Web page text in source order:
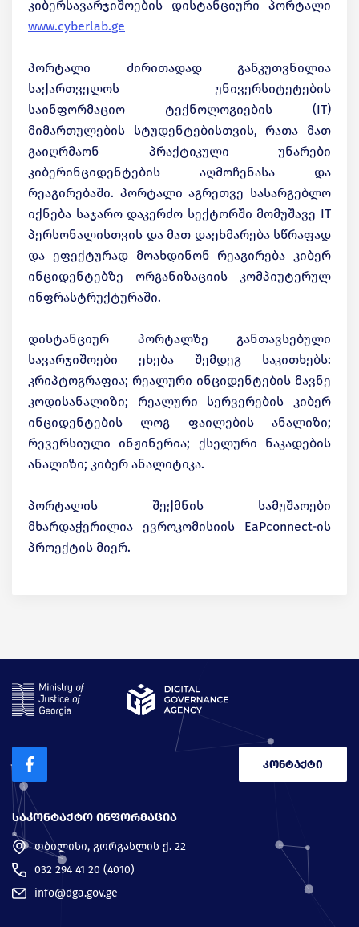
კიბერსავარჯიშოების დისტანციური პორტალი
www.cyberlab.ge
პორტალი ძირითადად განკუთვნილია
საქართველოს უნივერსიტეტების
საინფორმაციო ტექნოლოგიების (IT)
მიმართულების სტუდენტებისთვის, რათა მათ
გაიღრმაონ პრაქტიკული უნარები
კიბერინციდენტების აღმოჩენასა და
რეაგირებაში. პორტალი აგრეთვე სასარგებლო
იქნება საჯარო დაკერძო სექტორში მომუშავე IT
პერსონალისთვის და მათ დაეხმარება სწრაფად
და ეფექტურად მოახდინონ რეაგირება კიბერ
ინციდენტებზე ორგანიზაციის კომპიუტერულ
ინფრასტრუქტურაში.
დისტანციურ პორტალზე განთავსებული
სავარჯიშოები ეხება შემდეგ საკითხებს:
კრიპტოგრაფია; რეალური ინციდენტების მავნე
კოდისანალიზი; რეალური სერვერების კიბერ
ინციდენტების ლოგ ფაილების ანალიზი;
რევერსიული ინჟინერია; ქსელური ნაკადების
ანალიზი; კიბერ ანალიტიკა.
პორტალის შექმნის სამუშაოები
მხარდაჭერილია ევროკომისიის EaPconnect-ის
პროექტის მიერ.
ᲡᲐᲙᲝᲜᲢᲐᲥᲢᲝ ᲘᲜᲤᲝᲠᲛᲐᲪᲘᲐ
თბილისი, გორგასლის ქ. 22
032 294 41 20 (4010)
info@dga.gov.ge
კონტაქტი